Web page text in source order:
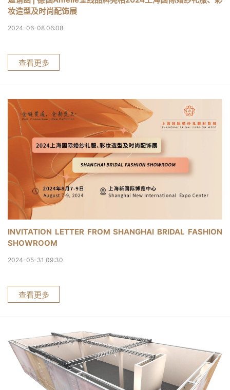
妆造型及时尚配饰展
2024-06-08 06:08
查看更多
INVITATION LETTER FROM SHANGHAI BRIDAL FASHION
SHOWROOM
2024-05-31 09:30
查看更多